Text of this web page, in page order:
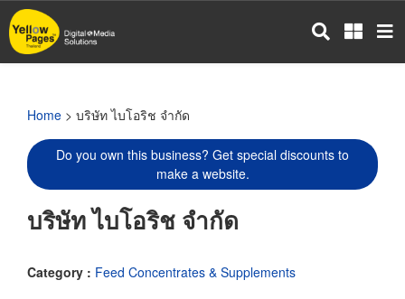
Skip
to
main
Home > บริษัท ไบโอริช จำกัด
Do you own this business? Get special discounts to
make a website.
บริษัท ไบโอริช จำกัด
Category : Feed Concentrates & Supplements